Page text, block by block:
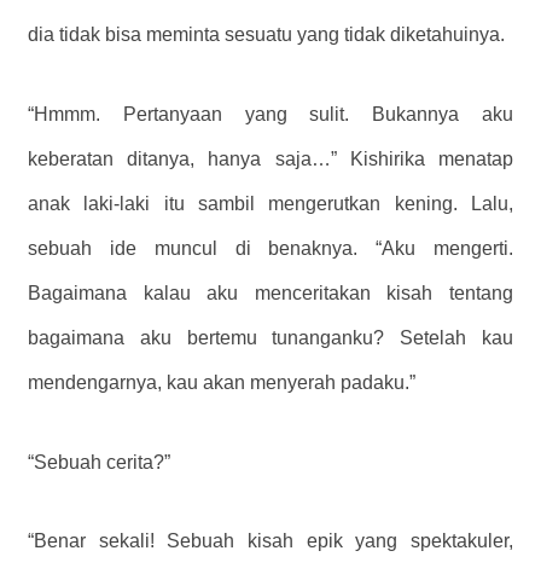
dia tidak bisa meminta sesuatu yang tidak diketahuinya.
“Hmmm. Pertanyaan yang sulit. Bukannya aku
keberatan ditanya, hanya saja…” Kishirika menatap
anak laki-laki itu sambil mengerutkan kening. Lalu,
sebuah ide muncul di benaknya. “Aku mengerti.
Bagaimana kalau aku menceritakan kisah tentang
bagaimana aku bertemu tunanganku? Setelah kau
mendengarnya, kau akan menyerah padaku.”
“Sebuah cerita?”
“Benar sekali! Sebuah kisah epik yang spektakuler,